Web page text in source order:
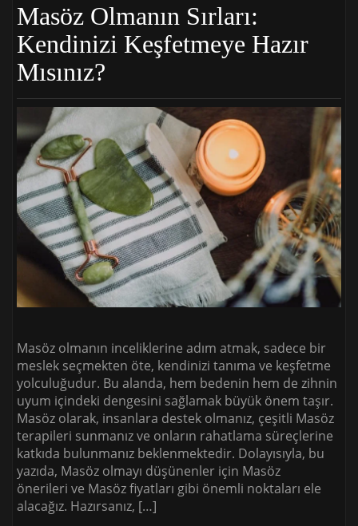
Masöz Olmanın Sırları:
Kendinizi Keşfetmeye Hazır
Mısınız?
Masöz olmanın inceliklerine adım atmak, sadece bir
meslek seçmekten öte, kendinizi tanıma ve keşfetme
yolculuğudur. Bu alanda, hem bedenin hem de zihnin
uyum içindeki dengesini sağlamak büyük önem taşır.
Masöz olarak, insanlara destek olmanız, çeşitli Masöz
terapileri sunmanız ve onların rahatlama süreçlerine
katkıda bulunmanız beklenmektedir. Dolayısıyla, bu
yazıda, Masöz olmayı düşünenler için Masöz
önerileri ve Masöz fiyatları gibi önemli noktaları ele
alacağız. Hazırsanız, […]